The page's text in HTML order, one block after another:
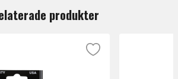
ikoniska Beatles bilder.
tone.
produkter